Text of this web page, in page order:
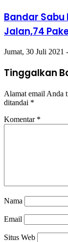
Bandar Sabu
Jalan,74
Jumat, 30 Juli 2021
Tinggalkan
Alamat email Anda
ditandai *
Komentar *
Nama
Email
Situs Web